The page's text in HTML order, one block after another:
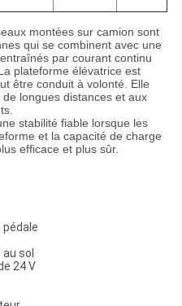
montées sur camion sont
qui se combinent avec une
par courant continu
plateforme élévatrice est
être conduit à volonté. Elle
longues distances et aux
stabilité fiable lorsque les
et la capacité de charge
efficace et plus sûr.
pédale
sol
24 V